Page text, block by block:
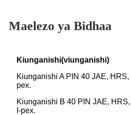
Maelezo ya Bidhaa
Kiunganishi(viunganishi)
Kiunganishi A PIN 40 JAE, HRS,
pex.
Kiunganishi B 40 PIN JAE, HRS,
I-pex.